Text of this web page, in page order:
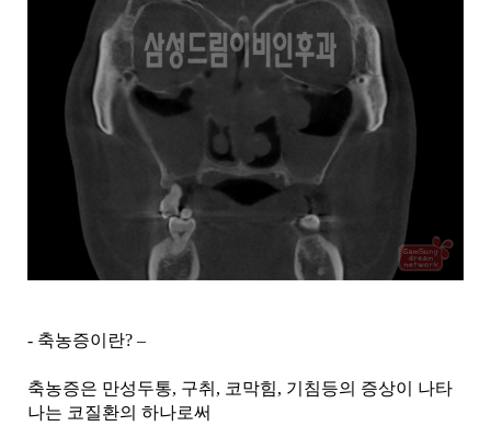
- 축농증이란? –
축농증은 만성두통, 구취, 코막힘, 기침등의 증상이 나타
나는 코질환의 하나로써